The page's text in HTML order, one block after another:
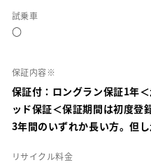
試乗車
○
保証内容※
保証付：ロングラン保証1年
ッド保証＜保証期間は初度登
3年間のいずれか長い方。但
リサイクル料金